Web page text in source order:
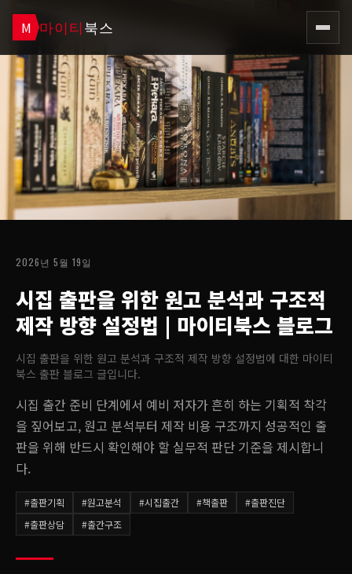
M 마이티북스
2026년 5월 19일
시집 출판을 위한 원고 분석과 구조적
제작 방향 설정법 | 마이티북스 블로그
시집 출판을 위한 원고 분석과 구조적 제작 방향 설정법에 대한 마이티
북스 출판 블로그 글입니다.
시집 출간 준비 단계에서 예비 저자가 흔히 하는 기획적 착각
을 짚어보고, 원고 분석부터 제작 비용 구조까지 성공적인 출
판을 위해 반드시 확인해야 할 실무적 판단 기준을 제시합니
다.
#출판기획 #원고분석 #시집출간 #책출판 #출판진단
#출판상담 #출간구조